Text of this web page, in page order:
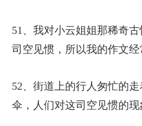
51、我对小云姐姐那稀奇
司空见惯，所以我的作文经
52、街道上的行人匆忙的
伞，人们对这司空见惯的现